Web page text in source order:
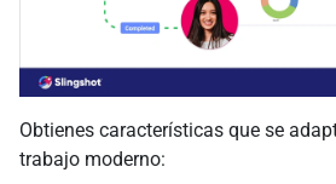
Obtienes características que se
trabajo moderno: